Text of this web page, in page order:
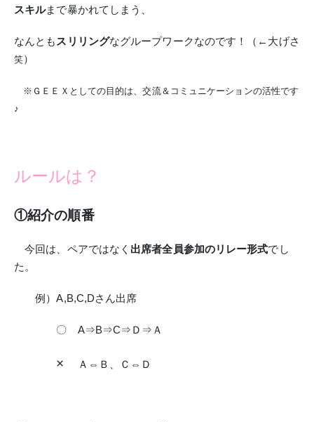
スキルまで暴かれてしまう、
なんとも スリリングなグループワークなのです！（←大げさ
笑）
※ＧＥＥＸとしての目的は、交流＆コミュニケーションの活性です
♪
ルールは？
①紹介の順番
今回は、ペアではなく 出席者全員参加のリレー形式でし
た。
例）A,B,C,Dさん出席
〇 A⇒B⇒C⇒Ｄ⇒Ａ
× Ａ⇔Ｂ、Ｃ⇔Ｄ